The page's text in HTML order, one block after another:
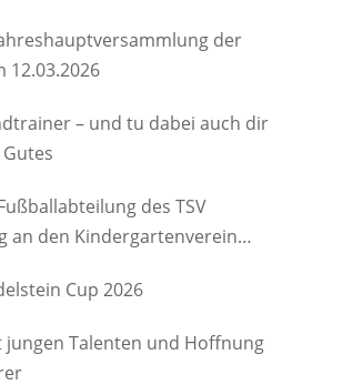
der
12.03.2026
– und tu dabei auch dir
des TSV
an den Kindergartenverein
Cup 2026
Talenten und Hoffnung